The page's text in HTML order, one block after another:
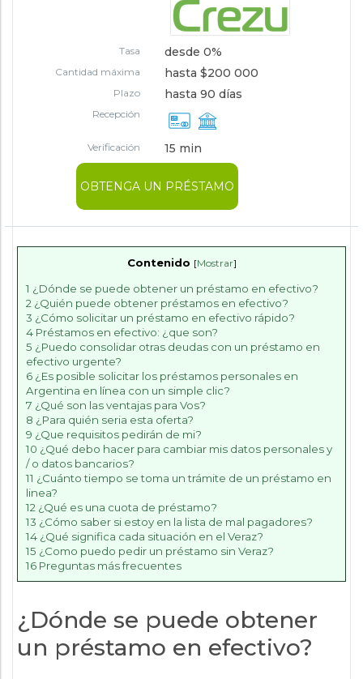
Tasa desde 0%
Cantidad máxima hasta $200 000
Plazo hasta 90 días
Recepción
Verificación 15 min
OBTENGA UN PRÉSTAMO
Contenido [Mostrar]
1 ¿Dónde se puede obtener un préstamo en efectivo?
2 ¿Quién puede obtener préstamos en efectivo?
3 ¿Cómo solicitar un préstamo en efectivo rápido?
4 Préstamos en efectivo: ¿que son?
5 ¿Puedo consolidar otras deudas con un préstamo en
efectivo urgente?
6 ¿Es posible solicitar los préstamos personales en
Argentina en línea con un simple clic?
7 ¿Qué son las ventajas para Vos?
8 ¿Para quién seria esta oferta?
9 ¿Que requisitos pedirán de mi?
10 ¿Qué debo hacer para cambiar mis datos personales y
/ o datos bancarios?
11 ¿Cuánto tiempo se toma un trámite de un préstamo en
linea?
12 ¿Qué es una cuota de préstamo?
13 ¿Cómo saber si estoy en la lista de mal pagadores?
14 ¿Qué significa cada situación en el Veraz?
15 ¿Como puedo pedir un préstamo sin Veraz?
16 Preguntas más frecuentes
¿Dónde se puede obtener
un préstamo en efectivo?